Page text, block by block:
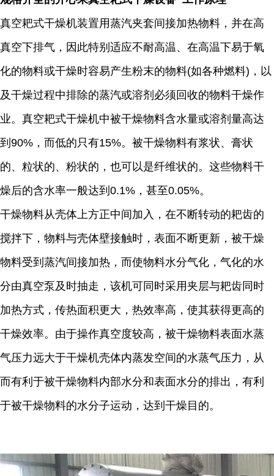
真空耙式干燥机装置用蒸汽夹套间接加热物料，并在高
真空下排气，因此特别适应不耐高温、在高温下易于氧
化的物料或干燥时容易产生粉末的物料(如各种燃料)，以
及干燥过程中排除的蒸汽或溶剂必须回收的物料干燥作
业。真空耙式干燥机中被干燥物料含水量或溶剂量高达
到90%，而低的只有15%。被干燥物料有浆状、膏状
的、粒状的、粉状的，也可以是纤维状的。这些物料干
燥后的含水率一般达到0.1%，甚至0.05%。
干燥物料从壳体上方正中间加入，在不断转动的耙齿的
搅拌下，物料与壳体壁接触时，表面不断更新，被干燥
物料受到蒸汽间接加热，而使物料水分气化，气化的水
分由真空泵及时抽走，该机可同时采用夹层与耙齿同时
加热方式，传热面积更大，热效率高，使其获得更高的
干燥效率。由于操作真空度较高，被干燥物料表面水蒸
气压力远大于干燥机壳体内蒸发空间的水蒸气压力，从
而有利于被干燥物料内部水分和表面水分的排出，有利
于被干燥物料的水分子运动，达到干燥目的。